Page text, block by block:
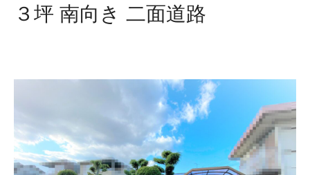
３坪 南向き 二面道路